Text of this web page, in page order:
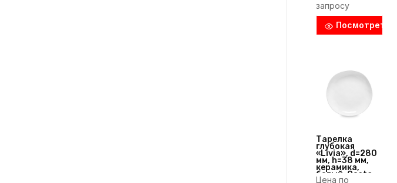
запросу
Посмотреть
Тарелка
глубокая
«Livia», d=280
мм, h=38 мм,
керамика,
белый, Costa
Цена по